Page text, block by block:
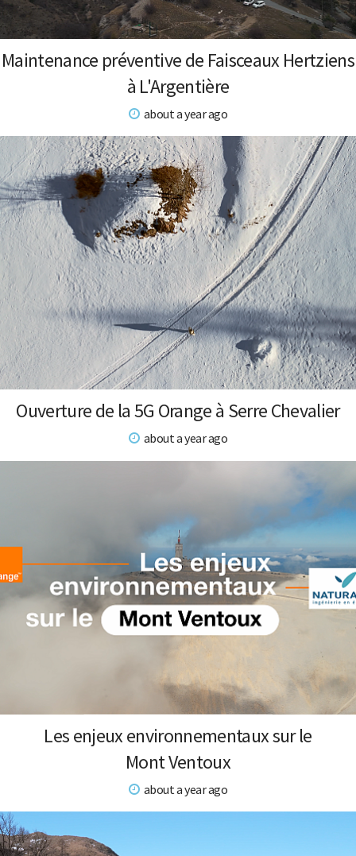
Maintenance préventive de Faisceaux Hertziens
à L'Argentière
about a year ago
Ouverture de la 5G Orange à Serre Chevalier
about a year ago
Les enjeux environnementaux sur le
Mont Ventoux
about a year ago